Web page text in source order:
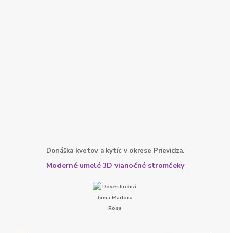
Donáška kvetov a kytíc v okrese Prievidza.
Moderné umelé 3D vianočné stromčeky